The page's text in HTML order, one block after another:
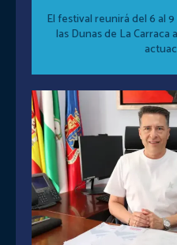
El festival reunirá del 6 al
las Dunas de La